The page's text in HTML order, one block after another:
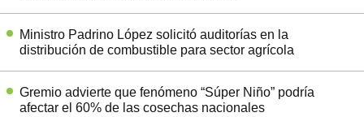
Ministro Padrino López solicitó auditorías en la
distribución de combustible para sector agrícola
Gremio advierte que fenómeno “Súper Niño” podría
afectar el 60% de las cosechas nacionales